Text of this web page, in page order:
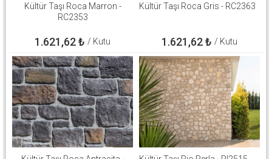
Kültür Taşı Roca Marron -
RC2353
1.621,62₺ / Kutu
Kültür Taşı Roca Gris - RC2363
1.621,62₺ / Kutu